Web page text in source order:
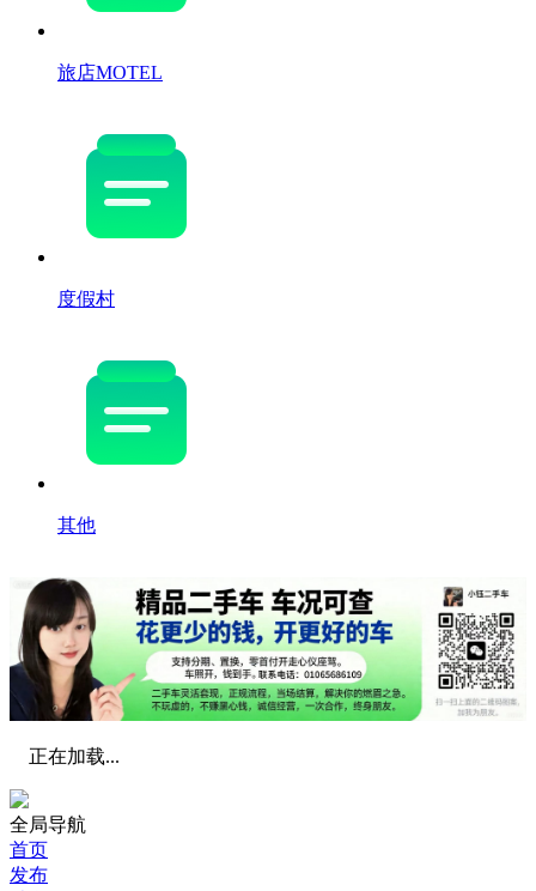
旅店MOTEL
度假村
其他
正在加载...
全局导航
首页
发布